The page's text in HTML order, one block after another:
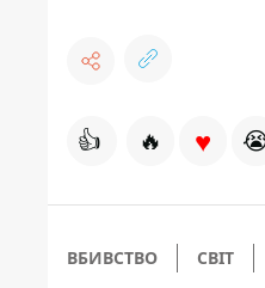
👍 🔥 ♥
ВБИВСТВО СВІТ